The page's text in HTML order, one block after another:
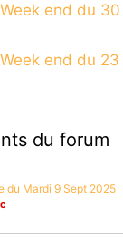
end du
end du
du forum
du Mardi 9 Sept 2025